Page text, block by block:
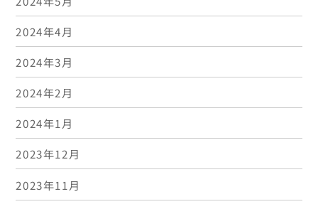
2024年4月
2024年3月
2024年2月
2024年1月
2023年12月
2023年11月